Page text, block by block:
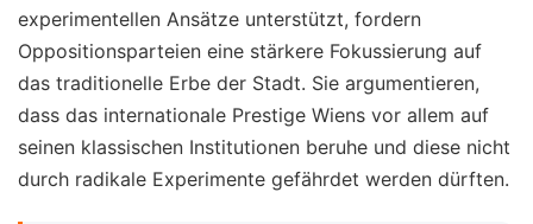
experimentellen Ansätze unterstützt, fordern
Oppositionsparteien eine stärkere Fokussierung auf
das traditionelle Erbe der Stadt. Sie argumentieren,
dass das internationale Prestige Wiens vor allem auf
seinen klassischen Institutionen beruhe und diese nicht
durch radikale Experimente gefährdet werden dürften.